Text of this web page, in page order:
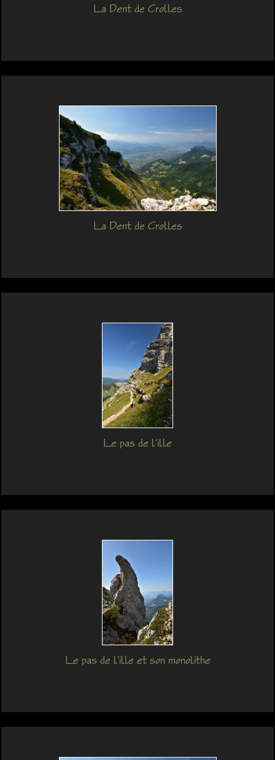
La Dent de Crolles
La Dent de Crolles
Le pas de l'ille
Le pas de l'ille et son monolithe